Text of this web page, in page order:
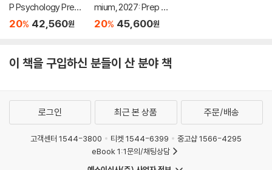
P Psychology Premi
um Prep, 24th Editio
line + Content Revie
20% 42,560원
mium, 2027: Prep B
ook with 4 Practice
ne Practice
20% 45,600원
이 책을 구입하신 분들이 산 분야 책
로그인 최근 본 상품 주문/배송
고객센터 1544-3800 티켓 1544-6399
중고샵 1566-4295
eBook 1:1문의/채팅상담